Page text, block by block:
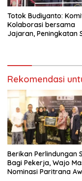
Totok Budiyanto:
Kolaborasi bersama
Jajaran, Peningkatan
Rekomendasi
Berikan Perlindungan
Bagi Pekerja, Wajo
Nominasi Paritrana